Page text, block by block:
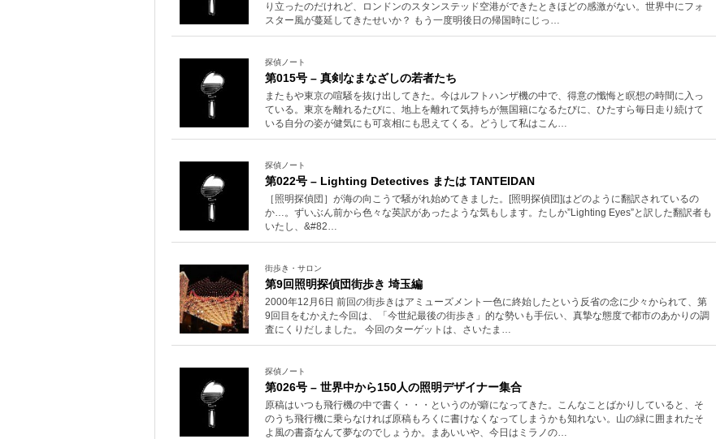
り立ったのだけれど、ロンドンのスタンステッド空港ができたときほどの感激がない。世界中にフォ
スター風が蔓延してきたせいか？ もう一度明後日の帰国時にじっ…
探偵ノート
第015号 – 真剣なまなざしの若者たち
またもや東京の喧騒を抜け出してきた。今はルフトハンザ機の中で、得意の懺悔と瞑想の時間に入っ
ている。東京を離れるたびに、地上を離れて気持ちが無国籍になるたびに、ひたすら毎日走り続けて
いる自分の姿が健気にも可哀相にも思えてくる。どうして私はこん…
探偵ノート
第022号 – Lighting Detectives または TANTEIDAN
［照明探偵団］が海の向こうで騒がれ始めてきました。[照明探偵団]はどのように翻訳されているの
か…。ずいぶん前から色々な英訳があったような気もします。たしか”Lighting Eyes”と訳した翻訳者も
いたし、&#82…
街歩き・サロン
第9回照明探偵団街歩き 埼玉編
2000年12月6日 前回の街歩きはアミューズメント一色に終始したという反省の念に少々かられて、第
9回目をむかえた今回は、「今世紀最後の街歩き」的な勢いも手伝い、真摯な態度で都市のあかりの調
査にくりだしました。 今回のターゲットは、さいたま…
探偵ノート
第026号 – 世界中から150人の照明デザイナー集合
原稿はいつも飛行機の中で書く・・・というのが癖になってきた。こんなことばかりしていると、そ
のうち飛行機に乗らなければ原稿もろくに書けなくなってしまうかも知れない。山の緑に囲まれたそ
よ風の書斎なんて夢なのでしょうか。まあいいや、今日はミラノの…